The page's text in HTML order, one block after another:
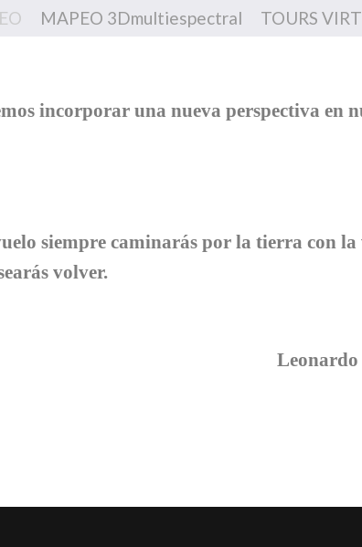
MAPEO 3Dmultiespectral TOURS
incorporar una nueva perspectiva en
siempre caminarás por la tierra con
volver.
Da